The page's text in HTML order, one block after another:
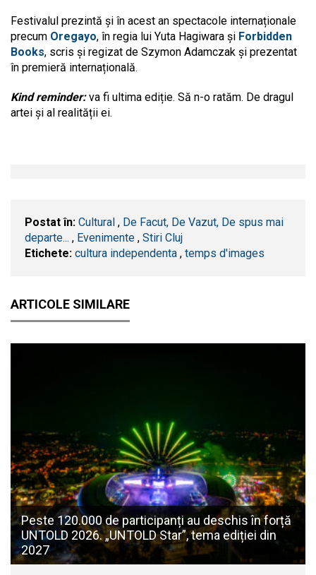
Festivalul prezintă și în acest an spectacole internaționale
precum Oregayo, în regia lui Yuta Hagiwara și Forbidden
Books, scris și regizat de Szymon Adamczak și prezentat
în premieră internațională.
Kind reminder:va fi ultima ediție. Să n-o ratăm. De dragul
artei și al realității ei.
Postat în: Cultural , De Facut, De Vazut, De spus mai
departe... , Evenimente , Stiri Cluj
Etichete: cultura independenta , temps d'images
ARTICOLE SIMILARE
Peste 120.000 de participanți au deschis în forță
UNTOLD 2026. „UNTOLD Star”, tema ediției din
2027